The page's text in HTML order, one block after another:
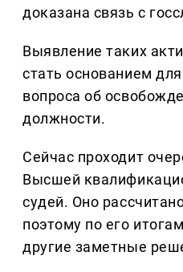
доказана связь с
Выявление таких
стать основанием
вопроса об
должности.
Сейчас проходит
Высшей
судей. Оно
поэтому по его
другие заметные